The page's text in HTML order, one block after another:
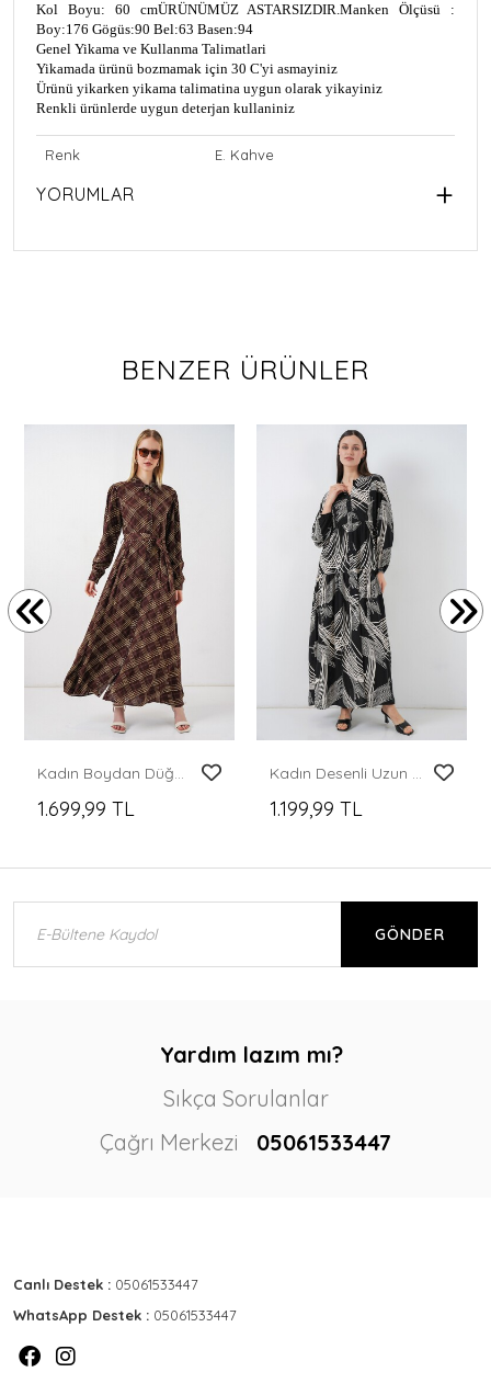
Kol Boyu: 60 cmÜRÜNÜMÜZ ASTARSIZDIR.Manken Ölçüsü :
Boy:176 Gögüs:90 Bel:63 Basen:94
Genel Yikama ve Kullanma Talimatlari
Yikamada ürünü bozmamak için 30 C'yi asmayiniz
Ürünü yikarken yikama talimatina uygun olarak yikayiniz
Renkli ürünlerde uygun deterjan kullaniniz
Renk E. Kahve
YORUMLAR
BENZER ÜRÜNLER
Kadın Boydan Düğmeli Uzun Tesettür Elbise 2588 - Kahverengi
1.699,99 TL
Kadın Desenli Uzun Tesettür Elbise 2585 - M.Siyah
1.199,99 TL
GÖNDER
Yardım lazım mı?
Sıkça Sorulanlar
Çağrı Merkezi
05061533447
Canlı Destek : 05061533447
WhatsApp Destek : 05061533447